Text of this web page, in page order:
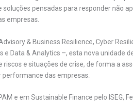
pensadas para responder não
empresas.
& Business Resilience, Cyber
e Data & Analytics –, esta nova unidade
e situações de crise, de forma a
das empresas.
e em Sustainable Finance pelo ISEG,